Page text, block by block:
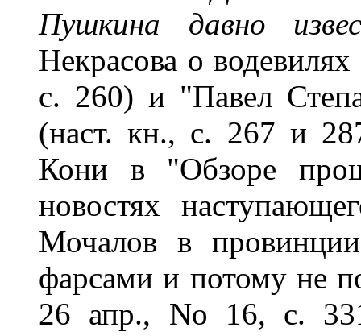
Пушкина давно
Некрасова о
с. 260) и "Павел
(наст. кн., с. 267 и
Кони в "Обзоре
новостях
Мочалов в
фарсами и потому не
26 апр., No 16, с.